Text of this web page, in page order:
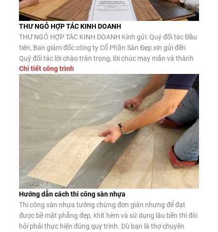
THƯ NGỎ HỢP TÁC KINH DOANH
THƯ NGỎ HỢP TÁC KINH DOANH Kính gửi: Quý đối tác Đầu
tiên, Ban giám đốc công ty Cổ Phần Sàn Đẹp xin gửi đến
Quý đối tác lời chào trân trọng, lời chúc may mắn và thành
công. Công ty CP Sàn Đẹp là đơn vị nhập khẩu, phân phối
sàn gỗ công nghiệp, […]
Chi tiết công trình
Hướng dẫn cách thi công sàn nhựa
Thi công sàn nhựa tưởng chừng đơn giản nhưng để đạt
được bề mặt phẳng đẹp, khít hèm và sử dụng lâu bền thì đòi
hỏi phải thực hiện đúng quy trình. Dù bạn là thợ chuyên